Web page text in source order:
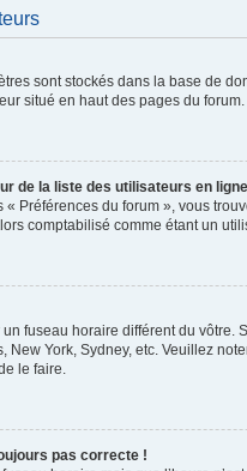
sont stockés dans la base de
situé en haut des pages du
de la liste des utilisateurs en
Préférences du forum », vous
comptabilisé comme étant un
fuseau horaire différent du
York, Sydney, etc. Veuillez
le faire.
pas correcte !